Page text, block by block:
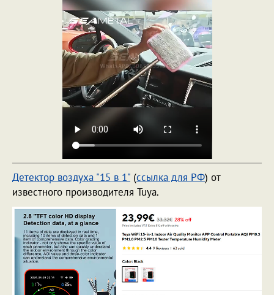
Детектор воздуха "15 в 1" (ссылка для РФ) от
известного производителя Tuya.